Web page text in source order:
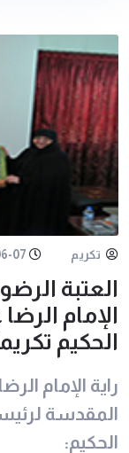
تكريم 07
العتبة
الإمام
الحكيم
راية الإمام
المقدسة
الحكيم: